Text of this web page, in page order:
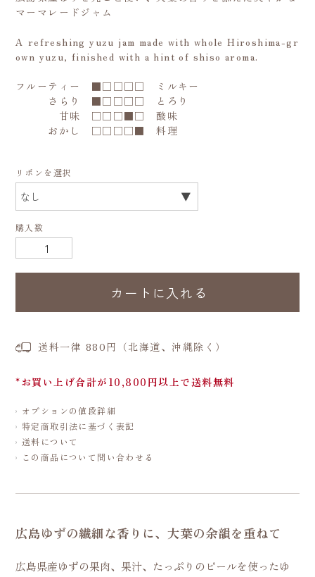
マーマレードジャム
A refreshing yuzu jam made with whole Hiroshima-gr
own yuzu, finished with a hint of shiso aroma.
フルーティー ■□□□□ ミルキー
さらり ■□□□□ とろり
甘味 □□□■□ 酸味
おかし □□□□■ 料理
リボンを選択
購入数
カートに入れる
送料一律 880円（北海道、沖縄除く）
*お買い上げ合計が10,800円以上で送料無料
オプションの値段詳細
特定商取引法に基づく表記
送料について
この商品について問い合わせる
広島ゆずの繊細な香りに、大葉の余韻を重ねて
広島県産ゆずの果肉、果汁、たっぷりのピールを使ったゆ